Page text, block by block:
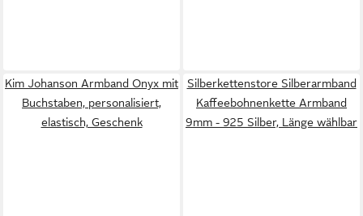
Kim Johanson Armband Onyx mit
Buchstaben, personalisiert,
elastisch, Geschenk
Silberkettenstore Silberarmband
Kaffeebohnenkette Armband
9mm - 925 Silber, Länge wählbar